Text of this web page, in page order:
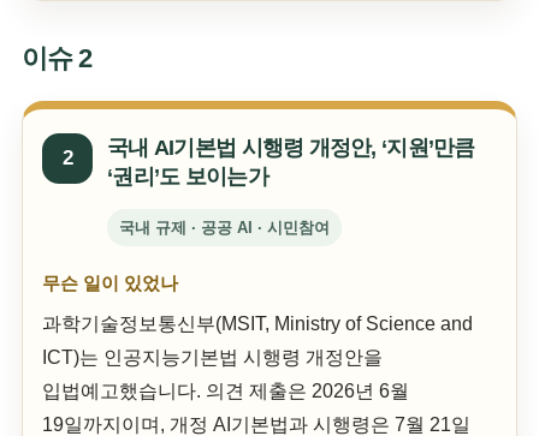
이슈 2
2
국내 AI기본법 시행령 개정안, ‘지원’만큼
‘권리’도 보이는가
국내 규제 · 공공 AI · 시민참여
무슨 일이 있었나
과학기술정보통신부(MSIT, Ministry of Science and
ICT)는 인공지능기본법 시행령 개정안을
입법예고했습니다. 의견 제출은 2026년 6월
19일까지이며, 개정 AI기본법과 시행령은 7월 21일